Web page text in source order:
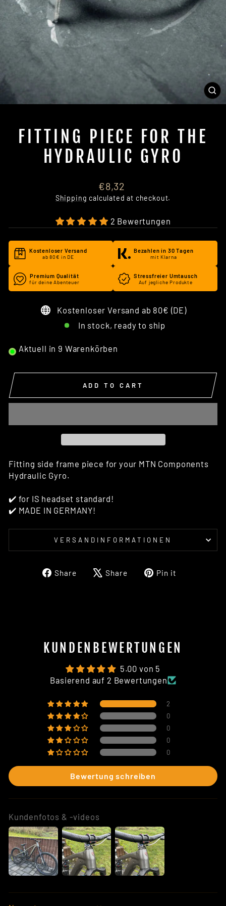
FITTING PIECE FOR THE
HYDRAULIC GYRO
Regular
price
€8,32
Shipping calculated at checkout.
2 Bewertungen
Kostenloser Versand
ab 80€ in DE
Bezahlen in 30 Tagen
mit Klarna
Premium Qualität
für deine Abenteuer
Stressfreier Umtausch
Auf jegliche Produkte
Kostenloser Versand ab 80€ (DE)
In stock, ready to ship
Aktuell in 9 Warenkörben
ADD TO CART
Fitting side frame piece for your MTN Components
Hydraulic Gyro.
✔️ for IS headset standard!
✔️ MADE IN GERMANY!
VERSANDINFORMATIONEN
Share
ShareShare
TweetPin it
KUNDENBEWERTUNGEN
5.00 von 5
Basierend auf 2 Bewertungen
2
0
0
0
0
Bewertung schreiben
Kundenfotos & -videos